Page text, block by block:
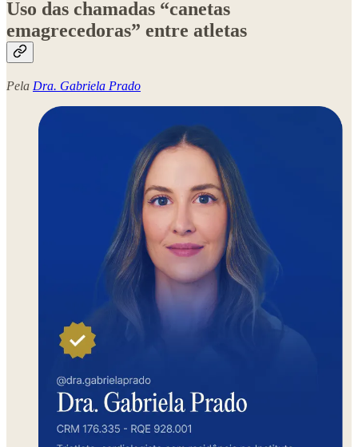
Uso das chamadas “canetas
emagrecedoras” entre atletas
Pela Dra. Gabriela Prado